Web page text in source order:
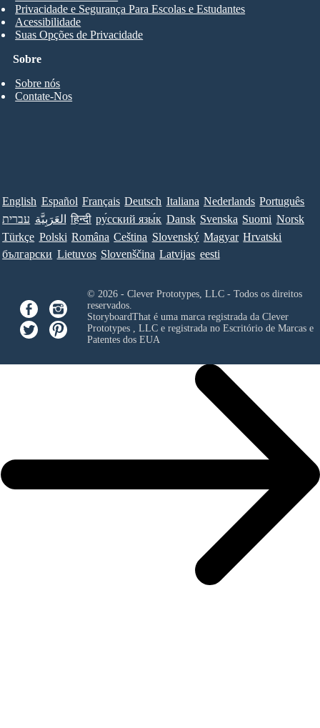
Sobre
Sobre nós
Contate-Nos
Privacidade e Segurança Para Escolas e Estudantes
Acessibilidade
Suas Opções de Privacidade
English Español Français Deutsch Italiana Nederlands Português
עברית العَرَبِيَّة हिन्दी ру́сский язы́к Dansk Svenska Suomi Norsk
Türkçe Polski Româna Ceština Slovenský Magyar Hrvatski
български Lietuvos Slovenščina Latvijas eesti
© 2026 - Clever Prototypes, LLC - Todos os direitos
reservados.
StoryboardThat é uma marca registrada da Clever
Prototypes , LLCe registrada no Escritório de Marcas e
Patentes dos EUA